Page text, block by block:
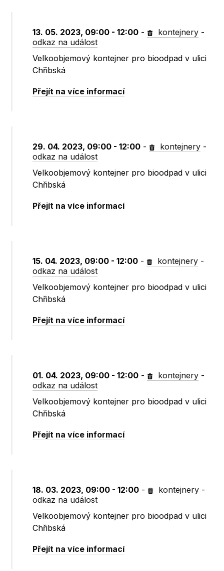
13. 05. 2023, 09:00 - 12:00 - kontejnery -
odkaz na událost
Velkoobjemový kontejner pro bioodpad v ulici
Chřibská
Přejít na více informací
29. 04. 2023, 09:00 - 12:00 - kontejnery -
odkaz na událost
Velkoobjemový kontejner pro bioodpad v ulici
Chřibská
Přejít na více informací
15. 04. 2023, 09:00 - 12:00 - kontejnery -
odkaz na událost
Velkoobjemový kontejner pro bioodpad v ulici
Chřibská
Přejít na více informací
01. 04. 2023, 09:00 - 12:00 - kontejnery -
odkaz na událost
Velkoobjemový kontejner pro bioodpad v ulici
Chřibská
Přejít na více informací
18. 03. 2023, 09:00 - 12:00 - kontejnery -
odkaz na událost
Velkoobjemový kontejner pro bioodpad v ulici
Chřibská
Přejít na více informací